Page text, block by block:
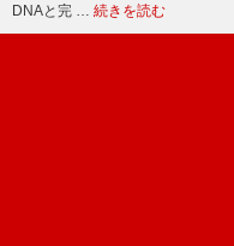
DNAと完 … 続きを読む